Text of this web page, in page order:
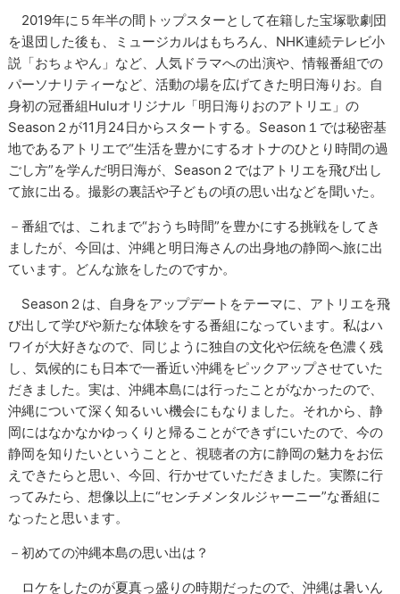
2019年に５年半の間トップスターとして在籍した宝塚歌劇団
を退団した後も、ミュージカルはもちろん、NHK連続テレビ小
説「おちょやん」など、人気ドラマへの出演や、情報番組での
パーソナリティーなど、活動の場を広げてきた明日海りお。自
身初の冠番組Huluオリジナル「明日海りおのアトリエ」の
Season２が11月24日からスタートする。Season１では秘密基
地であるアトリエで“生活を豊かにするオトナのひとり時間の過
ごし方”を学んだ明日海が、Season２ではアトリエを飛び出し
て旅に出る。撮影の裏話や子どもの頃の思い出などを聞いた。
－番組では、これまで“おうち時間”を豊かにする挑戦をしてき
ましたが、今回は、沖縄と明日海さんの出身地の静岡へ旅に出
ています。どんな旅をしたのですか。
Season２は、自身をアップデートをテーマに、アトリエを飛
び出して学びや新たな体験をする番組になっています。私はハ
ワイが大好きなので、同じように独自の文化や伝統を色濃く残
し、気候的にも日本で一番近い沖縄をピックアップさせていた
だきました。実は、沖縄本島には行ったことがなかったので、
沖縄について深く知るいい機会にもなりました。それから、静
岡にはなかなかゆっくりと帰ることができずにいたので、今の
静岡を知りたいということと、視聴者の方に静岡の魅力をお伝
えできたらと思い、今回、行かせていただきました。実際に行
ってみたら、想像以上に“センチメンタルジャーニー”な番組に
なったと思います。
－初めての沖縄本島の思い出は？
ロケをしたのが夏真っ盛りの時期だったので、沖縄は暑いん